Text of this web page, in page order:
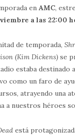
enAMC,
a las 22:00
de temporada,
(Kim Dickens) se
estaba destinado
como un faro de
atrayendo una
a nuestros héroes
está